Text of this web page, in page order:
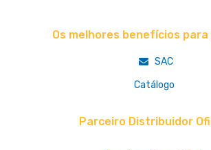
Os melhores benefícios
SAC
Catálogo
Parceiro Distribuidor